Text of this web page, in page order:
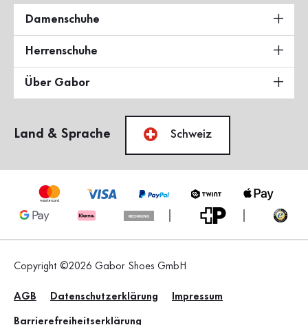
Damenschuhe
Herrenschuhe
Über Gabor
Land & Sprache Schweiz
Copyright ©2026 Gabor Shoes GmbH
AGB Datenschutzerklärung Impressum
Barrierefreiheitserklärung